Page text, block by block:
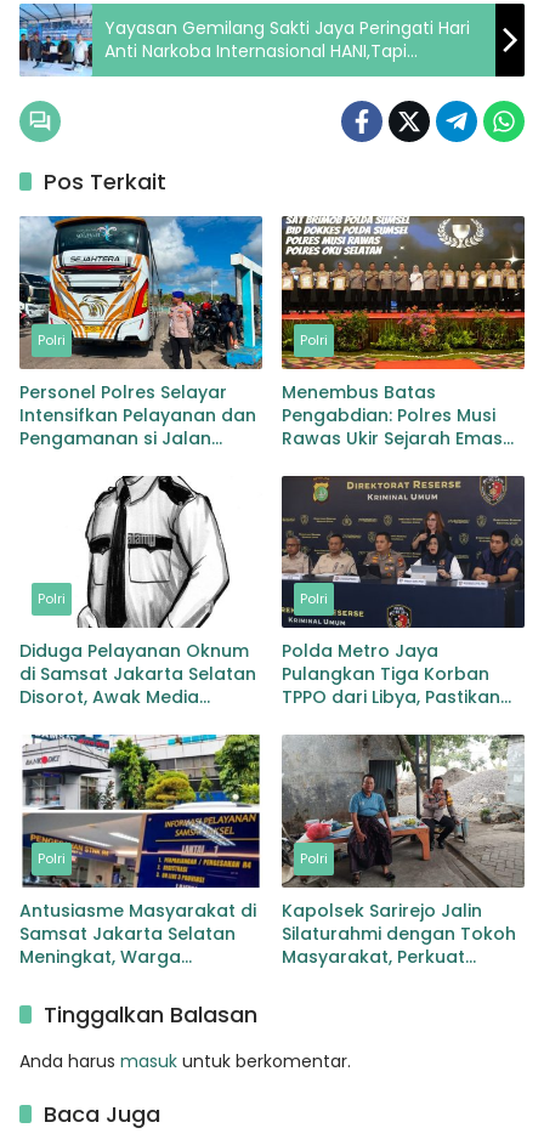
Yayasan Gemilang Sakti Jaya Peringati Hari
Anti Narkoba Internasional HANI,Tapi
Pasiennya Kosong di Kirim Ke Kota Pinang …!
Pos Terkait
Polri
Personel Polres Selayar
Intensifkan Pelayanan dan
Pengamanan si Jalan
Masyarakat, Hingga
Pelabuhan
Polri
Menembus Batas
Pengabdian: Polres Musi
Rawas Ukir Sejarah Emas
Bawah Kepemimpinan
AKBP Agung Adhitya
Prananta
Polri
Diduga Pelayanan Oknum
di Samsat Jakarta Selatan
Disorot, Awak Media
Evaluasi
Polri
Polda Metro Jaya
Pulangkan Tiga Korban
TPPO dari Libya, Pastikan
Pemulihan Korban
Polri
Antusiasme Masyarakat di
Samsat Jakarta Selatan
Meningkat, Warga
Kendaraan
Polri
Kapolsek Sarirejo Jalin
Silaturahmi dengan Tokoh
Masyarakat, Perkuat
Tinggalkan Balasan
Anda harus masuk untuk berkomentar.
Baca Juga